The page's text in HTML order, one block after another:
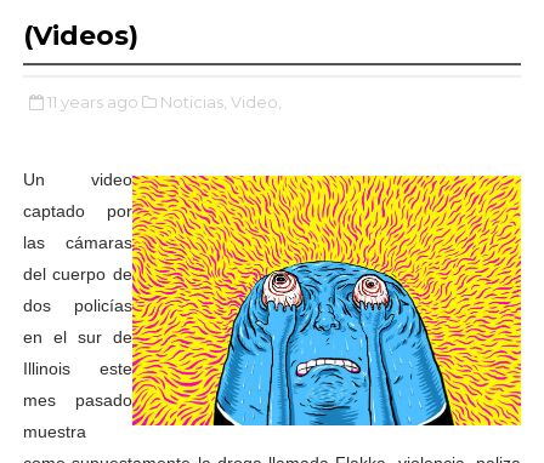
(Videos)
11 years ago Noticias, Video,
Un video
captado por
las cámaras
del cuerpo de
dos policías
en el sur de
Illinois este
mes pasado
muestra